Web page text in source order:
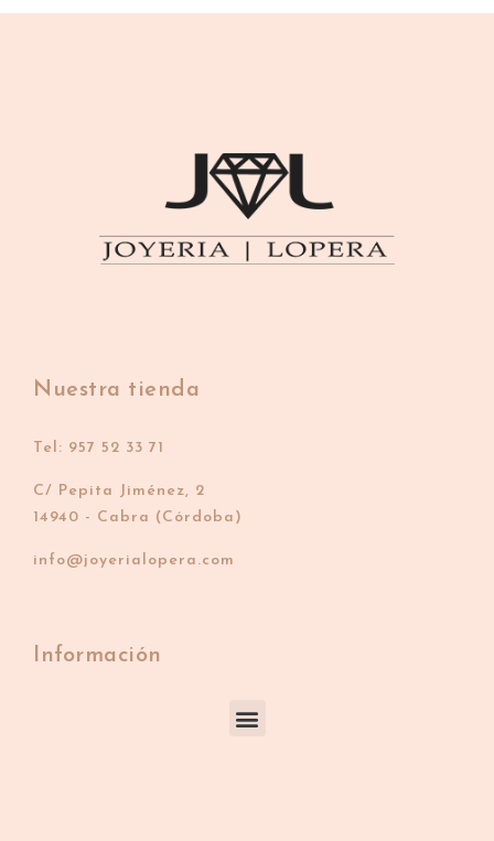
Nuestra tienda
Tel: 957 52 33 71
C/ Pepita Jiménez, 2
14940 - Cabra (Córdoba)
info@joyerialopera.com
Información